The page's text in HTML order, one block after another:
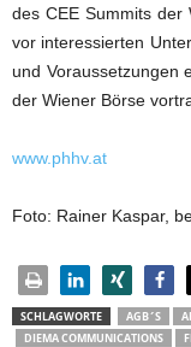
des CEE Summits
vor interessierten
und Voraussetzungen
der Wiener Börse
www.phhv.at
Foto: Rainer Kaspar,
SCHLAGWORTE AGB´S
DIEMA COMMUNICATIONS